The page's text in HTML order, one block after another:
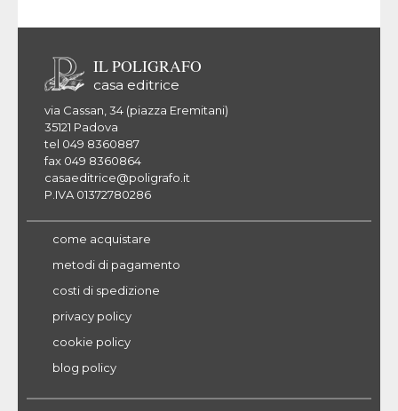
IL POLIGRAFO
casa editrice
via Cassan, 34 (piazza Eremitani)
35121 Padova
tel 049 8360887
fax 049 8360864
casaeditrice@poligrafo.it
P.IVA 01372780286
come acquistare
metodi di pagamento
costi di spedizione
privacy policy
cookie policy
blog policy